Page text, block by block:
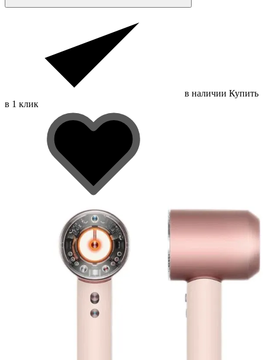
в наличии Купить
в 1 клик